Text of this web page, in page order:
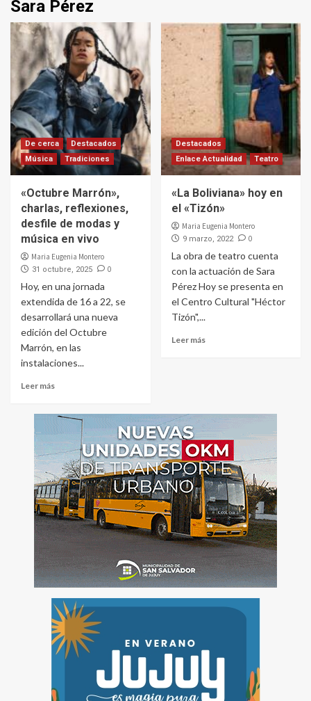
Sara Pérez
De cerca
Destacados
Música
Tradiciones
«Octubre Marrón»,
charlas, reflexiones,
desfile de modas y
música en vivo
Maria Eugenia Montero
31 octubre, 2025 0
Hoy, en una jornada
extendida de 16 a 22, se
desarrollará una nueva
edición del Octubre
Marrón, en las
instalaciones...
Leer más
Destacados
Enlace Actualidad
Teatro
«La Boliviana» hoy en
el «Tizón»
Maria Eugenia Montero
9 marzo, 2022 0
La obra de teatro cuenta
con la actuación de Sara
Pérez Hoy se presenta en
el Centro Cultural "Héctor
Tizón",...
Leer más